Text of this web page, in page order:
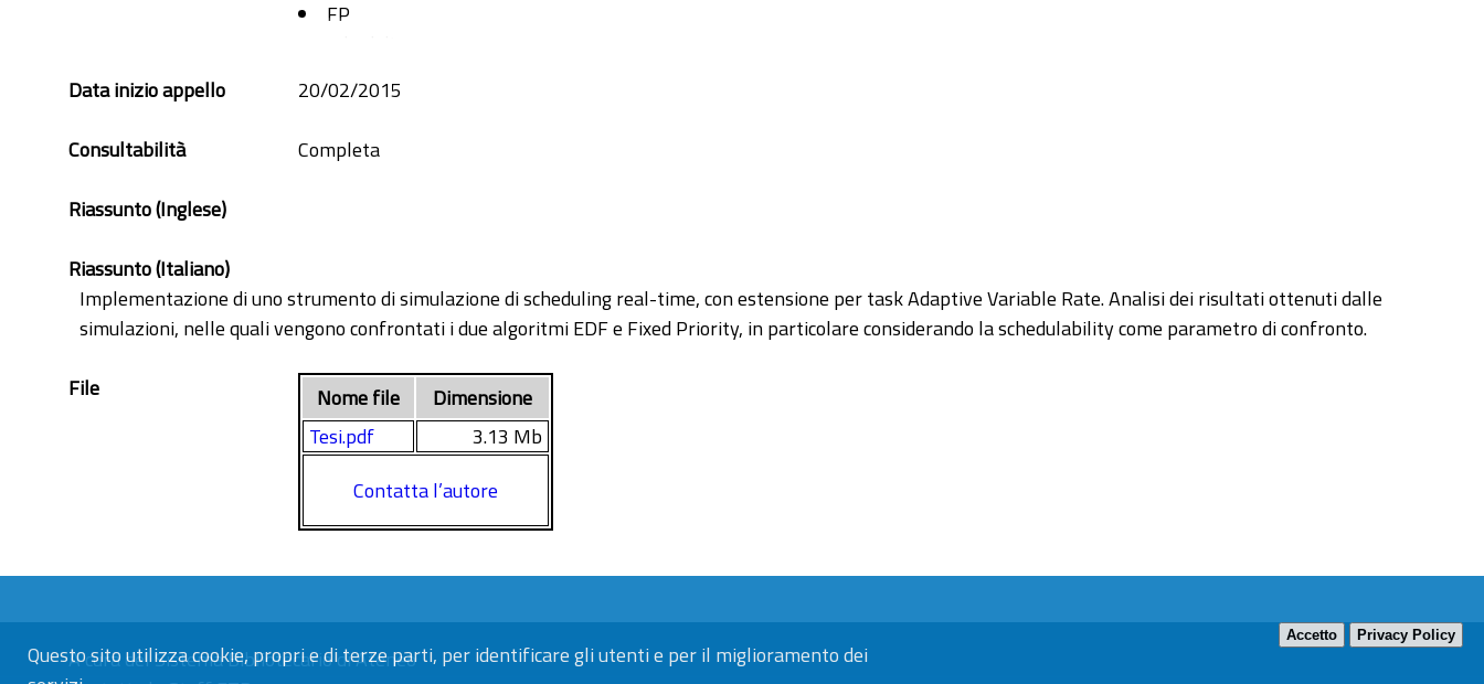
Questo sito utilizza cookie, propri e di terze parti, per identificare gli utenti e per il miglioramento dei
Accetto Privacy Policy
FP
Data inizio appello
20/02/2015
Consultabilità
Completa
Riassunto (Inglese)
Riassunto (Italiano)
Implementazione di uno strumento di simulazione di scheduling real-time, con estensione per task Adaptive Variable Rate. Analisi dei risultati ottenuti dalle
simulazioni, nelle quali vengono confrontati i due algoritmi EDF e Fixed Priority, in particolare considerando la schedulability come parametro di confronto.
File
Nome file
Dimensione
Tesi.pdf
3.13 Mb
Contatta l’autore
A cura delSistema Bibliotecario di Ateneo